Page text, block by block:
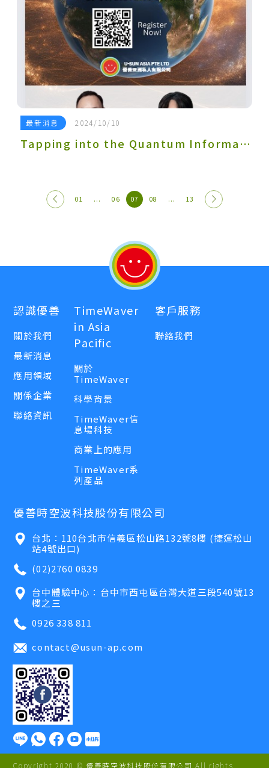
最新消息 2024/10/10
Tapping into the Quantum Information Field for Business Performance (Free Webinar)
01 ... 06 07 08 ... 13
認識優善
關於我們
最新消息
應用領域
關係企業
聯絡資訊
TimeWaver
in Asia
Pacific
關於
TimeWaver
科學背景
TimeWaver信
息場科技
商業上的應用
TimeWaver系
列產品
客戶服務
聯絡我們
優善時空波科技股份有限公司
台北：110台北市信義區松山路132號8樓 (捷運松山
站4號出口)
(02)2760 0839
台中體驗中心：台中市西屯區台灣大道三段540號13
樓之三
0926 338 811
contact@usun-ap.com
Copyright 2020 © 優善時空波科技股份有限公司 All rights